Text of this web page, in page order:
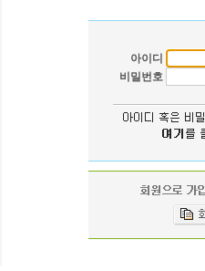
아이디
비밀번호